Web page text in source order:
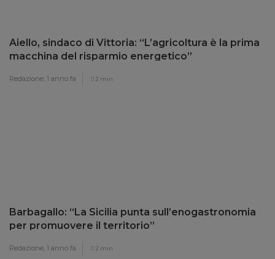
Aiello, sindaco di Vittoria: “L’agricoltura è la prima
macchina del risparmio energetico”
Redazione, 1 anno fa 2 min
Barbagallo: “La Sicilia punta sull’enogastronomia
per promuovere il territorio”
Redazione, 1 anno fa 2 min